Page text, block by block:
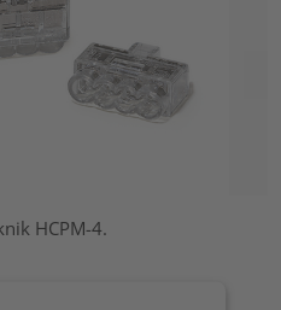
HCPM-4.